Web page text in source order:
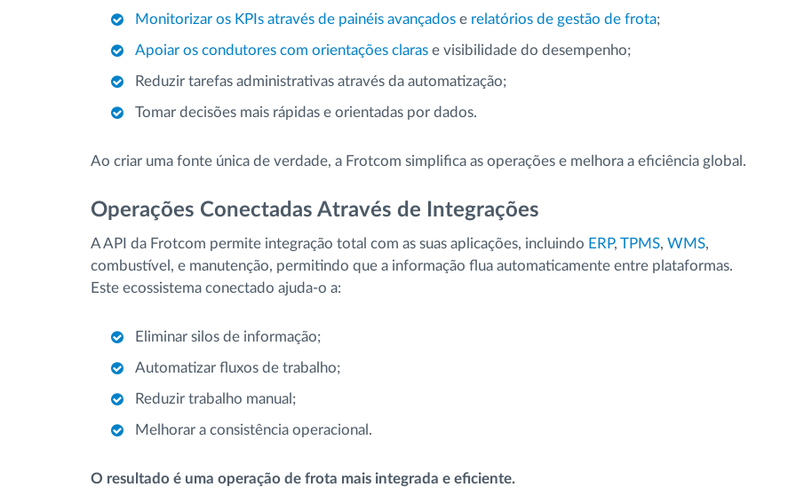
Monitorizar os KPIs através de painéis avançados e relatórios de gestão de frota;
Apoiar os condutores com orientações claras e visibilidade do desempenho;
Reduzir tarefas administrativas através da automatização;
Tomar decisões mais rápidas e orientadas por dados.
Ao criar uma fonte única de verdade, a Frotcom simplifica as operações e melhora a eficiência global.
Operações Conectadas Através de Integrações
A API da Frotcom permite integração total com as suas aplicações, incluindo ERP, TPMS, WMS,
combustível, e manutenção, permitindo que a informação flua automaticamente entre plataformas.
Este ecossistema conectado ajuda-o a:
Eliminar silos de informação;
Automatizar fluxos de trabalho;
Reduzir trabalho manual;
Melhorar a consistência operacional.
O resultado é uma operação de frota mais integrada e eficiente.